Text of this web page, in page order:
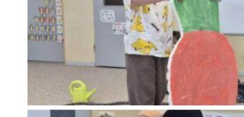
Školská
Jedálny
Kontakt